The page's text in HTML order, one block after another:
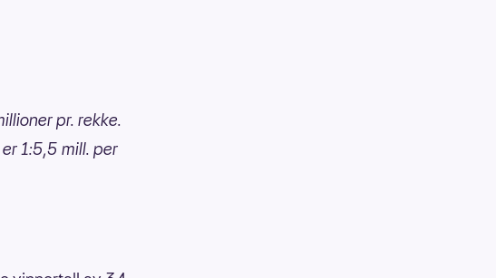
pr. rekke.
1:5,5 mill. per